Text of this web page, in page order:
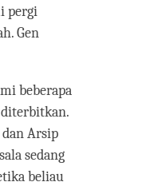
pergi
Gen
beberapa
dan Arsip
sedang
beliau